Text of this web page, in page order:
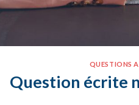
QUESTIONS
Question écrite